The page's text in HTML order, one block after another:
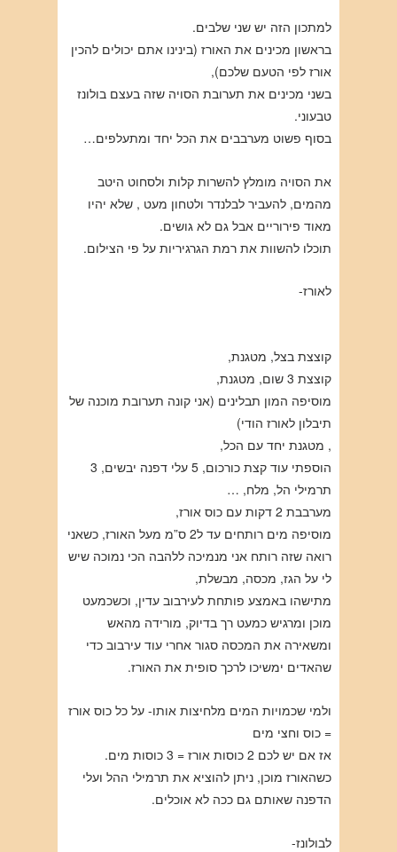
למתכון הזה יש שני שלבים.
בראשון מכינים את האורז (בינינו אתם יכולים להכין
אורז לפי הטעם שלכם),
בשני מכינים את תערובת הסויה שזה בעצם בולונז
טבעוני.
בסוף פשוט מערבבים את הכל יחד ומתעלפים…
את הסויה מומלץ להשרות קלות ולסחוט היטב
מהמים, להעביר לבלנדר ולטחון מעט , שלא יהיו
מאוד פירוריים אבל גם לא גושים.
תוכלו להשוות את רמת הגרגיריות על פי הצילום.
לאורז-
קוצצת בצל, מטגנת,
קוצצת 3 שום, מטגנת,
מוסיפה המון תבלינים (אני קונה תערובת מוכנה של
תיבלון לאורז הודי)
, מטגנת יחד עם הכל,
הוספתי עוד קצת כורכום, 5 עלי דפנה יבשים, 3
תרמילי הל, מלח, …
מערבבת 2 דקות עם כוס אורז,
מוסיפה מים רותחים עד ל2 ס”מ מעל האורז, כשאני
רואה שזה רותח אני מנמיכה ללהבה הכי נמוכה שיש
לי על הגז, מכסה, מבשלת,
מתישהו באמצע פותחת לעירבוב עדין, וכשכמעט
מוכן ומרגיש כמעט רך בדיוק, מורידה מהאש
ומשאירה את המכסה סגור אחרי עוד עירבוב כדי
שהאדים ימשיכו לרכך סופית את האורז.
ולמי שכמויות המים מלחיצות אותו- על כל כוס אורז
= כוס וחצי מים
אז אם יש לכם 2 כוסות אורז = 3 כוסות מים.
כשהאורז מוכן, ניתן להוציא את תרמילי ההל ועלי
הדפנה שאותם גם ככה לא אוכלים.
לבולונז-